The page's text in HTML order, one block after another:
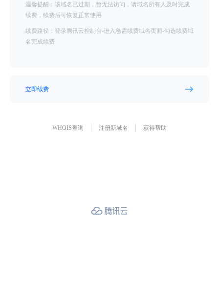
温馨提醒：该域名已过期，暂无法访问，请域名所有人及时完成
续费，续费后可恢复正常使用
续费路径：登录腾讯云控制台-进入急需续费域名页面-勾选续费域
名完成续费
立即续费
WHOIS查询 注册新域名 获得帮助